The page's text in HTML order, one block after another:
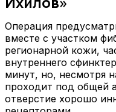
Операция
вместе с участком
регионарной кожи,
внутреннего
минут, но, несмотря
проходит под общей
отверстие хорошо